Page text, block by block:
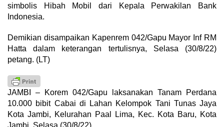
simbolis Hibah Mobil dari Kepala Perwakilan Bank
Indonesia.
Demikian disampaikan Kapenrem 042/Gapu Mayor Inf RM
Hatta dalam keterangan tertulisnya, Selasa (30/8/22)
petang. (LT)
JAMBI – Korem 042/Gapu laksanakan Tanam Perdana
10.000 bibit Cabai di Lahan Kelompok Tani Tunas Jaya
Kota Jambi, Kelurahan Paal Lima, Kec. Kota Baru, Kota
Jambi, Selasa (30/8/22).